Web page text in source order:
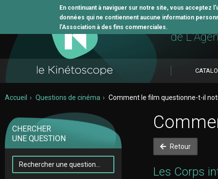
En continuant à naviguer sur notre site, vous
données qui ne contiennent aucune information
l’Association à des fins commerciales. L'outil
de
Accueil Questions de cinéma Comment le film questionne-t-il
CHERCHER
UNE QUESTION
Retour
Les Corps